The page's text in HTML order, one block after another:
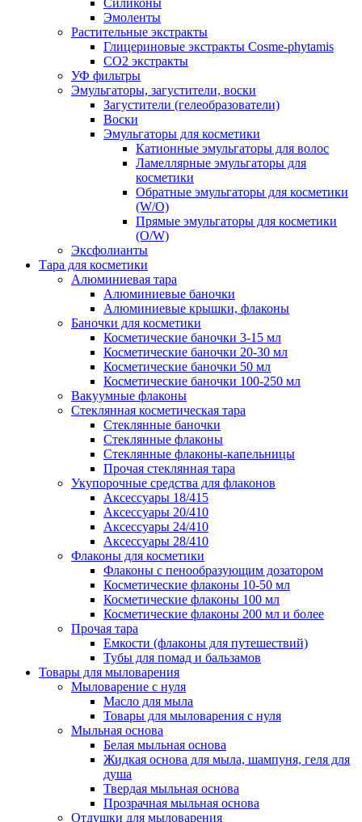
Силиконы
Эмоленты
Растительные экстракты
Глицериновые экстракты Cosme-phytamis
СО2 экстракты
УФ фильтры
Эмульгаторы, загустители, воски
Загустители (гелеобразователи)
Воски
Эмульгаторы для косметики
Катионные эмульгаторы для волос
Ламеллярные эмульгаторы для
косметики
Обратные эмульгаторы для косметики
(W/O)
Прямые эмульгаторы для косметики
(O/W)
Эксфолианты
Тара для косметики
Алюминиевая тара
Алюминиевые баночки
Алюминиевые крышки, флаконы
Баночки для косметики
Косметические баночки 3-15 мл
Косметические баночки 20-30 мл
Косметические баночки 50 мл
Косметические баночки 100-250 мл
Вакуумные флаконы
Стеклянная косметическая тара
Стеклянные баночки
Стеклянные флаконы
Стеклянные флаконы-капельницы
Прочая стеклянная тара
Укупорочные средства для флаконов
Аксессуары 18/415
Аксессуары 20/410
Аксессуары 24/410
Аксессуары 28/410
Флаконы для косметики
Флаконы с пенообразующим дозатором
Косметические флаконы 10-50 мл
Косметические флаконы 100 мл
Косметические флаконы 200 мл и более
Прочая тара
Емкости (флаконы для путешествий)
Тубы для помад и бальзамов
Товары для мыловарения
Мыловарение с нуля
Масло для мыла
Товары для мыловарения с нуля
Мыльная основа
Белая мыльная основа
Жидкая основа для мыла, шампуня, геля для
душа
Твердая мыльная основа
Прозрачная мыльная основа
Отдушки для мыловарения